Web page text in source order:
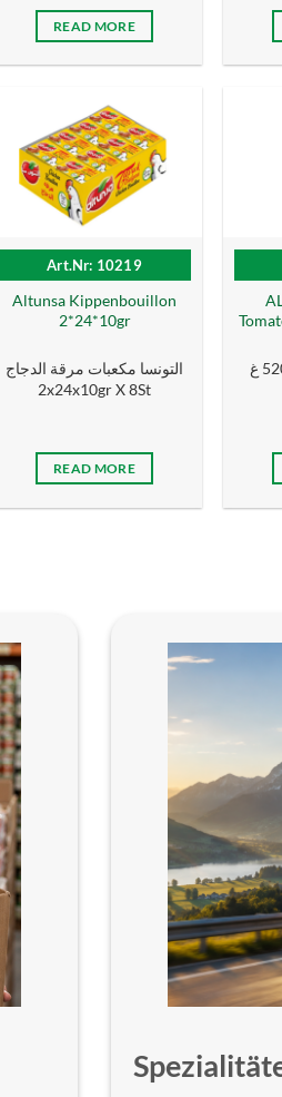
READ MORE
Art.Nr: 10219
Altunsa Kippenbouillon
2*24*10gr
التونسا مكعبات مرقة الدجاج
2x24x10gr X 8St
READ MORE